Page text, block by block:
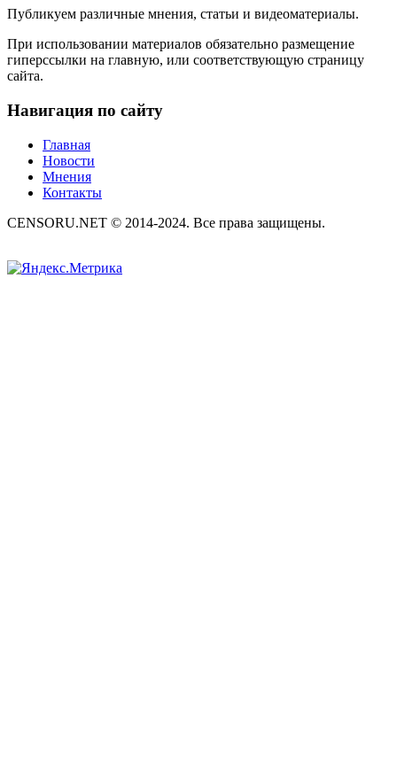
Публикуем различные мнения, статьи и видеоматериалы.
При использовании материалов обязательно размещение
гиперссылки на главную, или соответствующую страницу
сайта.
Навигация по сайту
Главная
Новости
Мнения
Контакты
CENSORU.NET © 2014-2024. Все права защищены.